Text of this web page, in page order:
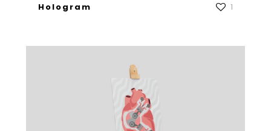
Hologram 1